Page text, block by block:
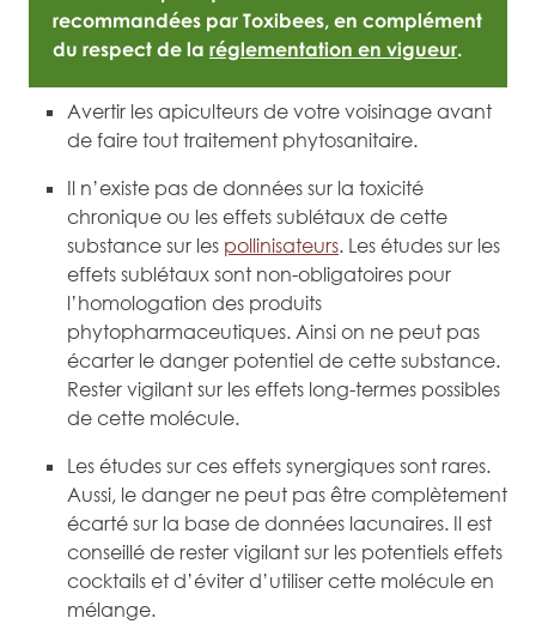
recommandées par Toxibees, en complément
du respect de la réglementation en vigueur.
Avertir les apiculteurs de votre voisinage avant
de faire tout traitement phytosanitaire.
Il n’existe pas de données sur la toxicité
chronique ou les effets sublétaux de cette
substance sur les pollinisateurs. Les études sur les
effets sublétaux sont non-obligatoires pour
l’homologation des produits
phytopharmaceutiques. Ainsi on ne peut pas
écarter le danger potentiel de cette substance.
Rester vigilant sur les effets long-termes possibles
de cette molécule.
Les études sur ces effets synergiques sont rares.
Aussi, le danger ne peut pas être complètement
écarté sur la base de données lacunaires. Il est
conseillé de rester vigilant sur les potentiels effets
cocktails et d’éviter d’utiliser cette molécule en
mélange.